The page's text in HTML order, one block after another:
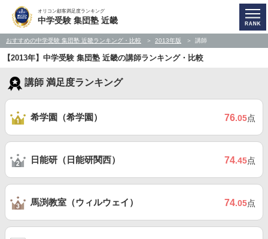
オリコン顧客満足度ランキング
中学受験 集団塾 近畿
おすすめの中学受験 集団塾 近畿ランキング・比較 2013年版 講師
【2013年】中学受験 集団塾 近畿の講師ランキング・比較
講師 満足度ランキング
希学園（希学園） 76.05点
日能研（日能研関西） 74.45点
馬渕教室（ウィルウェイ） 74.05点